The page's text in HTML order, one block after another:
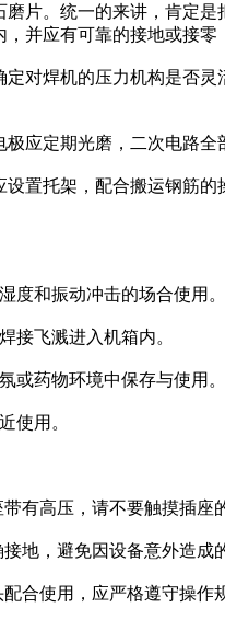
磨片。统一的来讲，肯定
，并应有可靠的接地或接
定对焊机的压力机构是否
极应定期光磨，二次电路
设置托架，配合搬运钢筋
度和振动冲击的场合使用。
接飞溅进入机箱内。
或药物环境中保存与使用。
使用。
有高压，请不要触摸插座
接地，避免因设备意外造成
合使用，应严格遵守操作